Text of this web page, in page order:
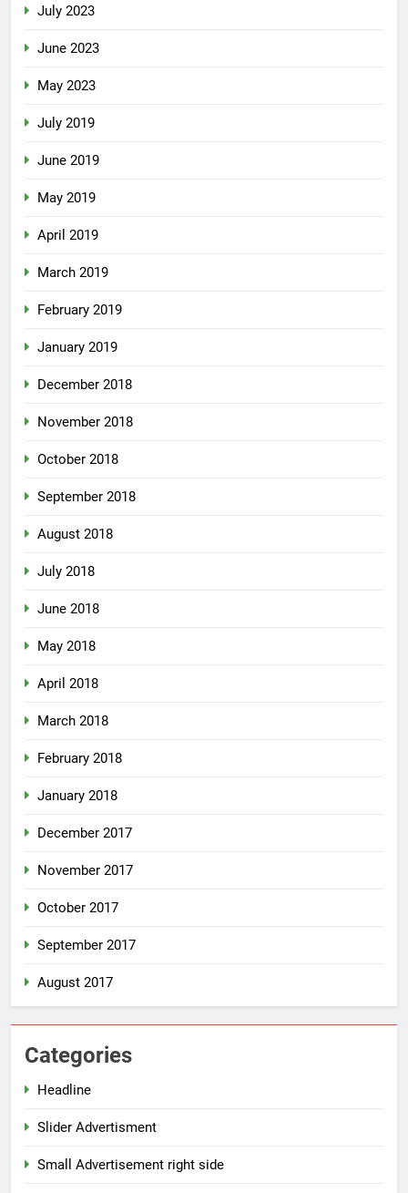
July 2023
June 2023
May 2023
July 2019
June 2019
May 2019
April 2019
March 2019
February 2019
January 2019
December 2018
November 2018
October 2018
September 2018
August 2018
July 2018
June 2018
May 2018
April 2018
March 2018
February 2018
January 2018
December 2017
November 2017
October 2017
September 2017
August 2017
Categories
Headline
Slider Advertisment
Small Advertisement right side